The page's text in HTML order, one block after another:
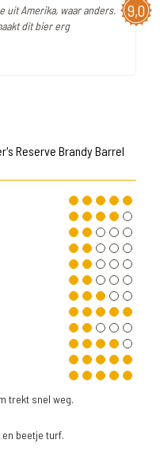
9,0
uit Amerika, waar anders.
dit bier erg
Reserve Brandy Barrel
trekt snel weg.
beetje turf.